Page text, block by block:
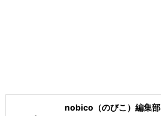
nobico（のびこ）編集部